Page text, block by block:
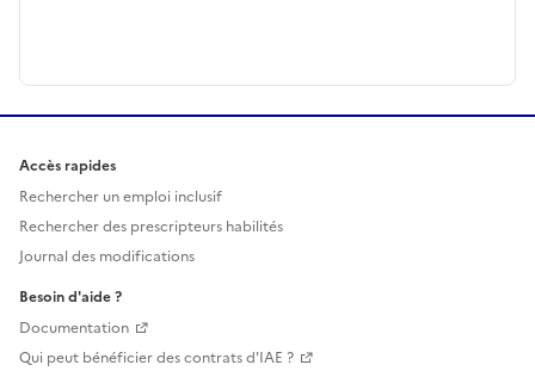
Accès rapides
Rechercher un emploi inclusif
Rechercher des prescripteurs habilités
Journal des modifications
Besoin d'aide ?
Documentation
Qui peut bénéficier des contrats d'IAE ?